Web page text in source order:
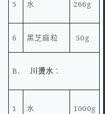
5 水 266g
6 黑芝麻粒 50g
B. 川燙水 ：
1 水 1000g